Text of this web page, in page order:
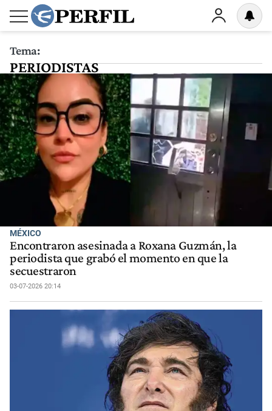
Tema:
PERIODISTAS
MÉXICO
Encontraron asesinada a Roxana Guzmán, la
periodista que grabó el momento en que la
secuestraron
03-07-2026 20:14